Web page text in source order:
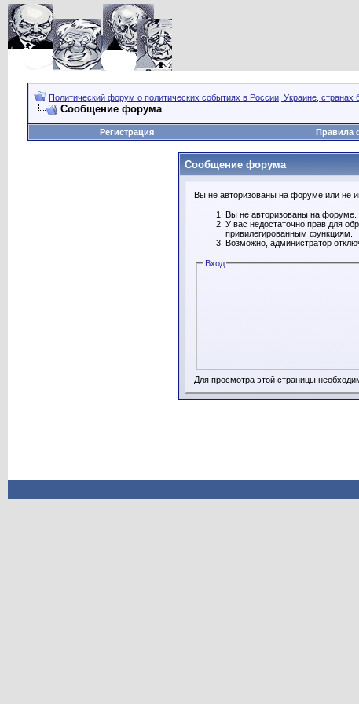
Политический форум о политических событиях в России, Украине,
Сообщение форума
Регистрация Правила
Сообщение форума
Вы не авторизованы на форуме или не
Вы не авторизованы на форуме.
У вас недостаточно прав для
привилегированным функциям.
Возможно, администратор
Вход
Для просмотра этой страницы